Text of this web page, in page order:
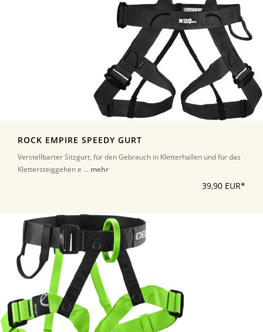
ROCK EMPIRE SPEEDY GURT
Verstellbarter Sitzgurt, für den Gebrauch in Kletterhallen und für das
Klettersteiggehen e ... mehr
39,90 EUR*